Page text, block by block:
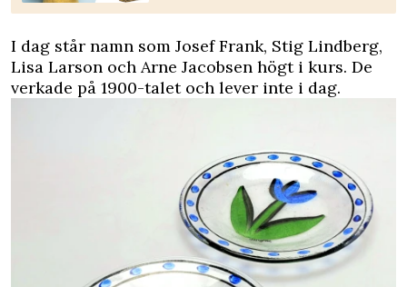
I dag står namn som Josef Frank, Stig Lindberg,
Lisa Larson och Arne Jacobsen högt i kurs. De
verkade på 1900-talet och lever inte i dag.